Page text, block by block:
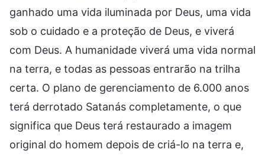
ganhado uma vida iluminada por Deus, uma vida
sob o cuidado e a proteção de Deus, e viverá
com Deus. A humanidade viverá uma vida normal
na terra, e todas as pessoas entrarão na trilha
certa. O plano de gerenciamento de 6.000 anos
terá derrotado Satanás completamente, o que
significa que Deus terá restaurado a imagem
original do homem depois de criá-lo na terra e,